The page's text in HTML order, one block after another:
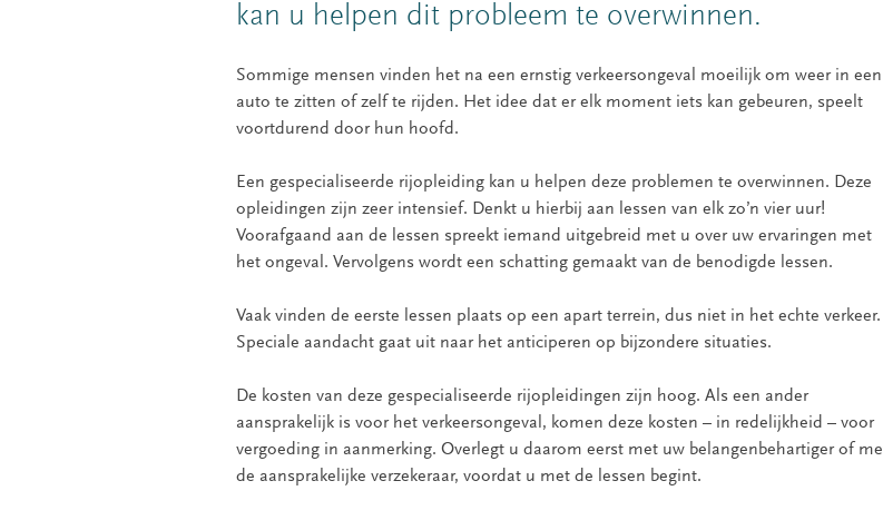
kan u helpen dit probleem te overwinnen.
Sommige mensen vinden het na een ernstig verkeersongeval moeilijk om weer in een
auto te zitten of zelf te rijden. Het idee dat er elk moment iets kan gebeuren, speelt
voortdurend door hun hoofd.
Een gespecialiseerde rijopleiding kan u helpen deze problemen te overwinnen. Deze
opleidingen zijn zeer intensief. Denkt u hierbij aan lessen van elk zo’n vier uur!
Voorafgaand aan de lessen spreekt iemand uitgebreid met u over uw ervaringen met
het ongeval. Vervolgens wordt een schatting gemaakt van de benodigde lessen.
Vaak vinden de eerste lessen plaats op een apart terrein, dus niet in het echte verkeer.
Speciale aandacht gaat uit naar het anticiperen op bijzondere situaties.
De kosten van deze gespecialiseerde rijopleidingen zijn hoog. Als een ander
aansprakelijk is voor het verkeersongeval, komen deze kosten – in redelijkheid – voor
vergoeding in aanmerking. Overlegt u daarom eerst met uw belangenbehartiger of
de aansprakelijke verzekeraar, voordat u met de lessen begint.